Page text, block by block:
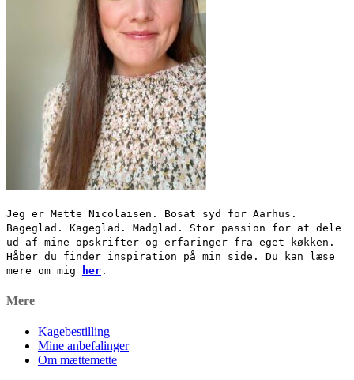
Jeg er Mette Nicolaisen. Bosat syd for Aarhus.
Bageglad. Kageglad. Madglad. Stor passion for at dele
ud af mine opskrifter og erfaringer fra eget køkken.
Håber du finder inspiration på min side. Du kan læse
mere om mig
her .
Mere
Kagebestilling
Mine anbefalinger
Om mættemette